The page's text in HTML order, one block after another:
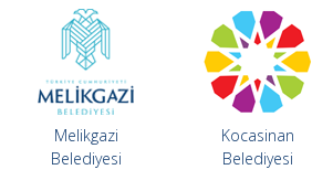
Kayseri Büyükşehir Belediyesi
BEYAZ MASA
menüsünü kullanabilirsiniz.
Melikgazi
Belediyesi
Kocasinan
Belediyesi